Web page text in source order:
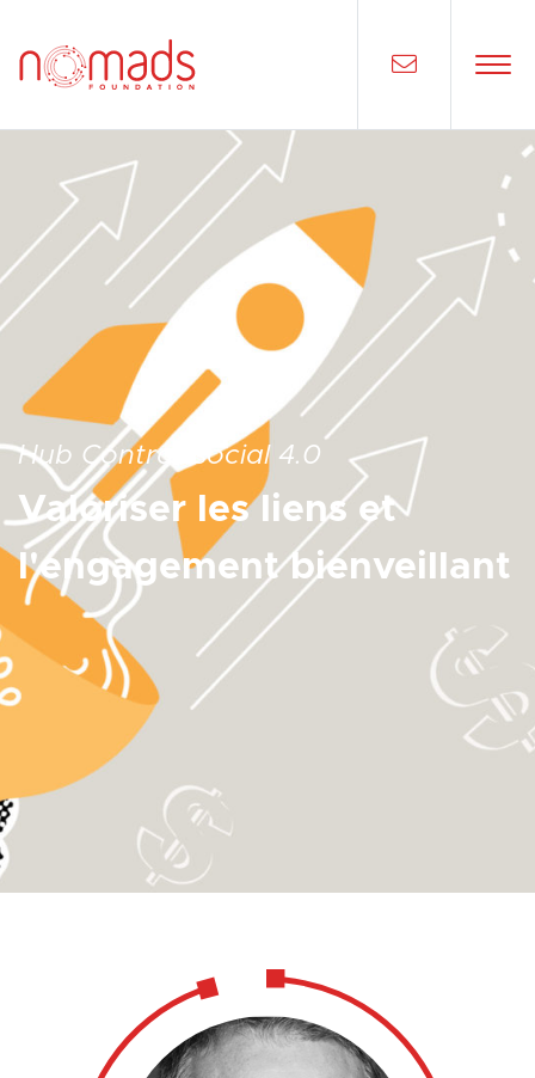
Hub Contrat social 4.0
Valoriser les liens et
l'engagement bienveillant